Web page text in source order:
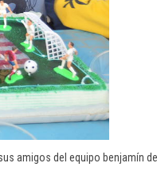
amigos del equipo benjamín